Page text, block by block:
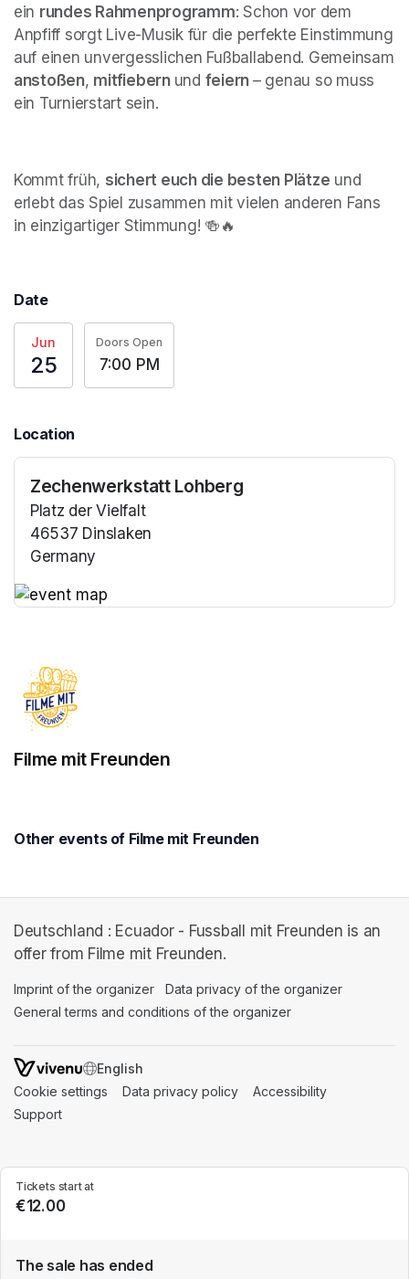
ein rundes Rahmenprogramm: Schon vor dem
Anpfiff sorgt Live-Musik für die perfekte Einstimmung
anstoßen, mitfiebern und feiern – genau so muss
ein Turnierstart sein.
Kommt früh, sichert euch die besten Plätze und
erlebt das Spiel zusammen mit vielen anderen Fans
in einzigartiger Stimmung! 🍻🔥
Date
Jun
25
Doors Open
7:00 PM
Location
Zechenwerkstatt Lohberg
Platz der Vielfalt
46537 Dinslaken
Germany
Tickets start at
€12.00
The sale has ended
Filme mit Freunden
Other events of Filme mit Freunden
Deutschland : Ecuador - Fussball mit Freunden is an
offer from Filme mit Freunden.
Imprint of the organizer (opens in a new tab)
Data privacy of the organizer
General terms and conditions of the organizer
SWITCH LANGUAGE
Cookie settings (opens in a new tab)
Data privacy policy (opens in a new tab)
Accessibility
Support